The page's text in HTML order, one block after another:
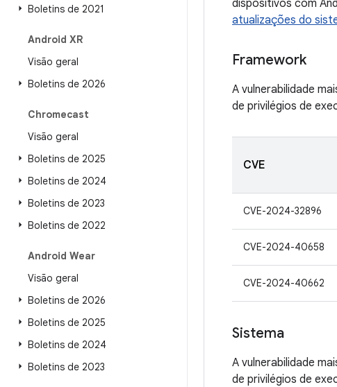
Boletins de 2021
Android XR
Visão geral
Boletins de 2026
Chromecast
Visão geral
Boletins de 2025
Boletins de 2024
Boletins de 2023
Boletins de 2022
Android Wear
Visão geral
Boletins de 2026
Boletins de 2025
Boletins de 2024
Boletins de 2023
dispositivos com
atualizações do
Framework
A vulnerabilidade
de privilégios de
CVE
CVE-2024-32896
CVE-2024-40658
CVE-2024-40662
Sistema
A vulnerabilidade
de privilégios de